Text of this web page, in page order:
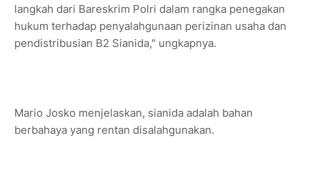
langkah dari Bareskrim Polri dalam rangka penegakan
hukum terhadap penyalahgunaan perizinan usaha dan
pendistribusian B2 Sianida," ungkapnya.
Mario Josko menjelaskan, sianida adalah bahan
berbahaya yang rentan disalahgunakan.